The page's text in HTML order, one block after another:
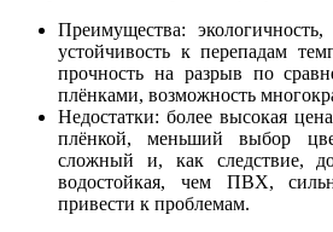
Преимущества: экологичность,
устойчивость к перепадам
прочность на разрыв по
плёнками, возможность
Недостатки: более высокая
плёнкой, меньший выбор
сложный и, как следствие,
водостойкая, чем ПВХ,
привести к проблемам.